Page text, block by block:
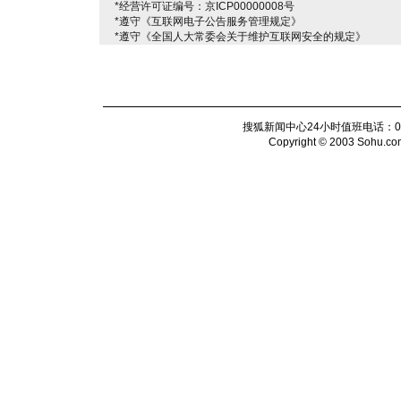
*经营许可证编号：京ICP00000008号
*遵守《互联网电子公告服务管理规定》
*遵守《全国人大常委会关于维护互联网安全的规定》
搜狐新闻中心24小时值班电话
Copyright © 2003